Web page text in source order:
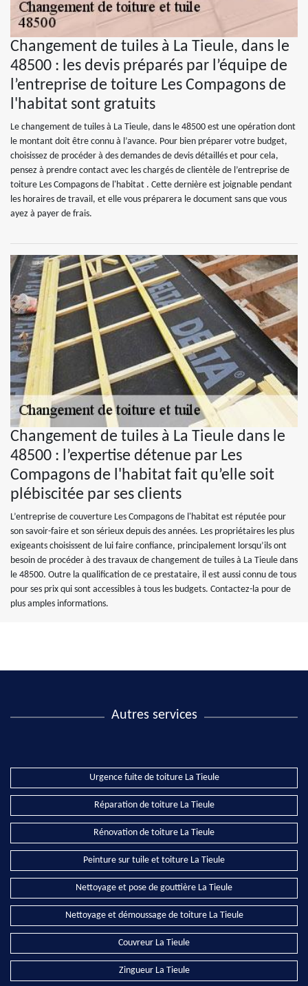
Changement de tuiles à La Tieule, dans le
48500 : les devis préparés par l’équipe de
l’entreprise de toiture Les Compagons de
l'habitat sont gratuits
Le changement de tuiles à La Tieule, dans le 48500 est une opération dont
le montant doit être connu à l’avance. Pour bien préparer votre budget,
choisissez de procéder à des demandes de devis détaillés et pour cela,
pensez à prendre contact avec les chargés de clientèle de l’entreprise de
toiture Les Compagons de l'habitat . Cette dernière est joignable pendant
les horaires de travail, et elle vous préparera le document sans que vous
ayez à payer de frais.
Changement de tuiles à La Tieule dans le
48500 : l’expertise détenue par Les
Compagons de l'habitat fait qu’elle soit
plébiscitée par ses clients
L’entreprise de couverture Les Compagons de l'habitat est réputée pour
son savoir-faire et son sérieux depuis des années. Les propriétaires les plus
exigeants choisissent de lui faire confiance, principalement lorsqu’ils ont
besoin de procéder à des travaux de changement de tuiles à La Tieule dans
le 48500. Outre la qualification de ce prestataire, il est aussi connu de tous
pour ses prix qui sont accessibles à tous les budgets. Contactez-la pour de
plus amples informations.
Autres services
Urgence fuite de toiture La Tieule
Réparation de toiture La Tieule
Rénovation de toiture La Tieule
Peinture sur tuile et toiture La Tieule
Nettoyage et pose de gouttière La Tieule
Nettoyage et démoussage de toiture La Tieule
Couvreur La Tieule
Zingueur La Tieule